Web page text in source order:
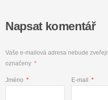
Napsat komentář
Vaše e-mailová adresa nebude
označeny *
Jméno * E-mail *